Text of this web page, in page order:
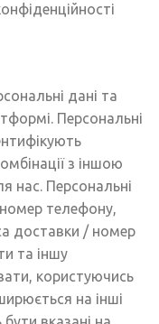
дані та
Персональні
з іншою
нас. Персональні
телефону,
доставки / номер
та іншу
користуючись
на інші